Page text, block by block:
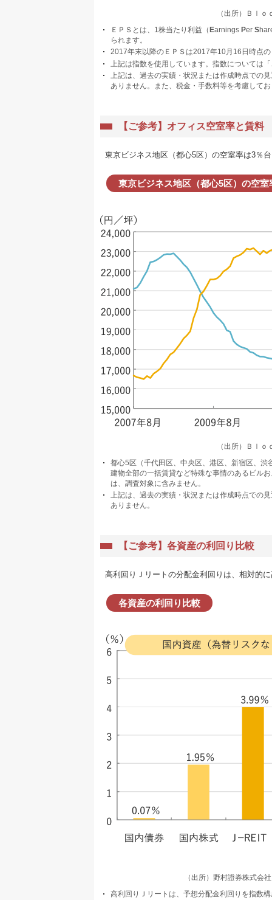
（出所）Ｂｌ
ＥＰＳとは、1株当たり利益（Earnings Per S
られます。
2017年末以降のＥＰＳは2017年10月16日時点
上記は指数を使用しています。指数については
上記は、過去の実績・状況または作成時点での
ありません。また、税金・手数料等を考慮して
【ご参考】オフィス空室率と賃料
東京ビジネス地区（都心5区）の空室率は3％
東京ビジネス地区（都心5区）の空室
（出所）Ｂｌ
都心5区（千代田区、中央区、港区、新宿区、
建物全部の一括賃貸など特殊な事情のあるビル
は、調査対象に含みません。
上記は、過去の実績・状況または作成時点での
ありません。
【ご参考】各資産の利回り比較
高利回りＪリートの分配金利回りは、相対的
各資産の利回り比較
（出所）野村證券株式会
高利回りＪリートは、予想分配金利回りを指数